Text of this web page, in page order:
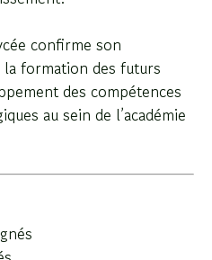
confirme son
la formation des futurs
des compétences
au sein de l’académie